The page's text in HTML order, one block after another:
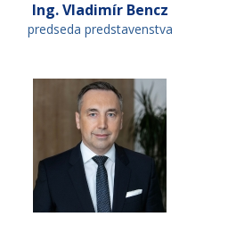
Ing. Vladimír Bencz
predseda predstavenstva